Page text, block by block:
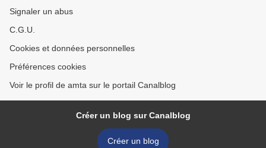
Signaler un abus
C.G.U.
Cookies et données personnelles
Préférences cookies
Voir le profil de amta sur le portail Canalblog
Créer un blog sur Canalblog
Créer un blog